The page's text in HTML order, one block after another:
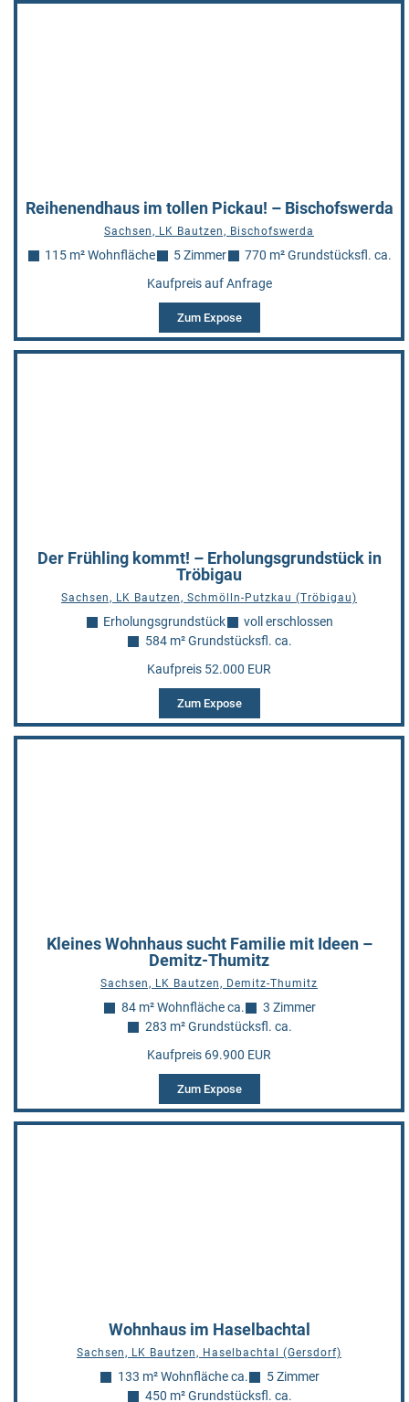
Reihenendhaus im tollen Pickau! – Bischofswerda
Sachsen, LK Bautzen, Bischofswerda
115 m² Wohnfläche 5 Zimmer
770 m² Grundstücksfl. ca.
Kaufpreis auf Anfrage
Zum Expose
Der Frühling kommt! – Erholungsgrundstück in
Tröbigau
Sachsen, LK Bautzen, Schmölln-Putzkau (Tröbigau)
Erholungsgrundstück
voll erschlossen
584 m² Grundstücksfl. ca.
Kaufpreis 52.000 EUR
Zum Expose
Kleines Wohnhaus sucht Familie mit Ideen –
Demitz-Thumitz
Sachsen, LK Bautzen, Demitz-Thumitz
84 m² Wohnfläche ca.
3 Zimmer
283 m² Grundstücksfl. ca.
Kaufpreis 69.900 EUR
Zum Expose
Wohnhaus im Haselbachtal
Sachsen, LK Bautzen, Haselbachtal (Gersdorf)
133 m² Wohnfläche ca.
5 Zimmer
450 m² Grundstücksfl. ca.